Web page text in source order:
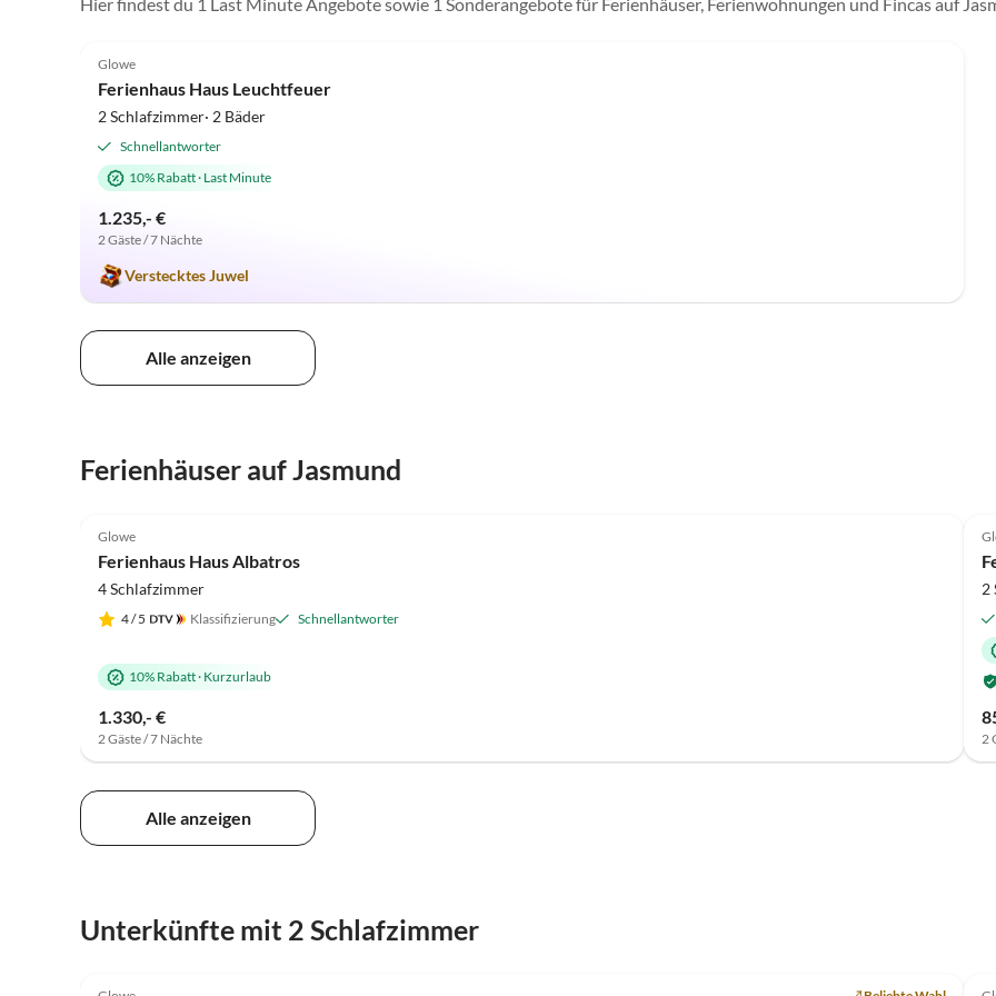
Glowe
Ferienhaus Haus Leuchtfeuer
2 Schlafzimmer· 2 Bäder
Schnellantworter
10% Rabatt· Last Minute
1.235,- €
2 Gäste / 7 Nächte
Verstecktes Juwel
Alle anzeigen
Ferienhäuser auf Jasmund
Glowe
Ferienhaus Haus Albatros
4 Schlafzimmer
4/ 5 Klassifizierung Schnellantworter
10% Rabatt· Kurzurlaub
1.330,- €
2 Gäste / 7 Nächte
2
2
Alle anzeigen
Unterkünfte mit 2 Schlafzimmer